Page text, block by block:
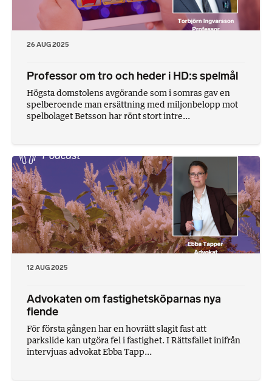
26 AUG 2025
Professor om tro och heder i HD:s spelmål
Högsta domstolens avgörande som i somras gav en
spelberoende man ersättning med miljonbelopp mot
spelbolaget Betsson har rönt stort intre...
12 AUG 2025
Advokaten om fastighetsköparnas nya
fiende
För första gången har en hovrätt slagit fast att
parkslide kan utgöra fel i fastighet. I Rättsfallet inifrån
intervjuas advokat Ebba Tapp...